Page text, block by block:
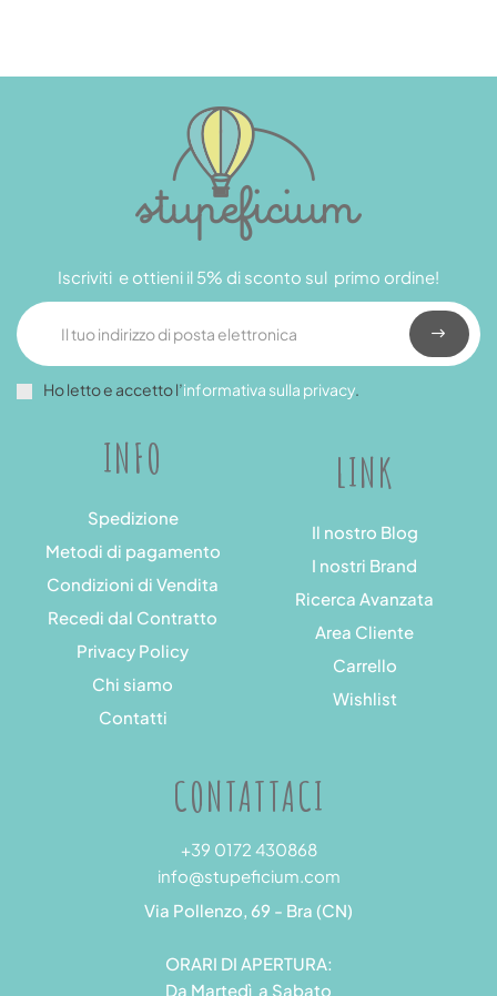
INFO
Spedizione
Metodi di pagamento
Condizioni di Vendita
Recedi dal Contratto
Privacy Policy
Chi siamo
Contatti
LINK
Il nostro Blog
I nostri Brand
Ricerca Avanzata
Area Cliente
Carrello
Wishlist
Iscriviti e ottieni il 5% di sconto sul primo ordine!
Ho letto e accetto l’informativa sulla privacy.
CONTATTACI
+39 0172 430868
info@stupeficium.com
Via Pollenzo, 69 - Bra (CN)
ORARI DI APERTURA:
Da Martedì a Sabato